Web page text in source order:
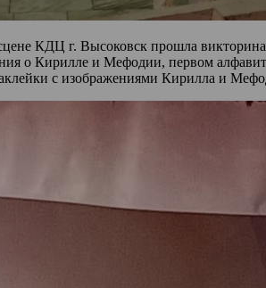
КДЦ г. Высоковск прошла
о Кирилле и Мефодии, первом
с изображениями Кирилла и